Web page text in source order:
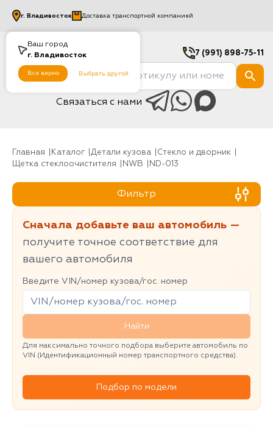
Ваш город
г. Владивосток
Все верно Выбрать другой
г. Владивосток Доставка транспортной компанией
7 (991) 898-75-11
Связаться с нами
Главная Каталог Детали кузова
Стекло и дворник
Щетка стеклоочистителя
NWB ND-013
Фильтр
Сначала добавьте ваш автомобиль —
получите точное соответствие для
вашего автомобиля
Введите VIN/номер кузова/гос. номер
Найти
Для максимально точного подбора выберите автомобиль по
VIN (Идентификационный номер транспортного средства).
Подбор по модели